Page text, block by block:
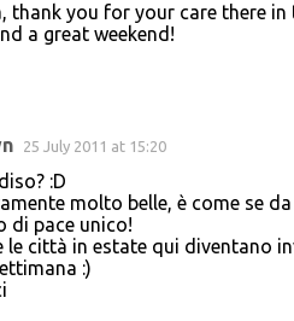
thank you for your care there
a great weekend!
25 July 2011 at 15:20
:D
molto belle, è come se
di pace unico!
le città in estate qui diventano
:)